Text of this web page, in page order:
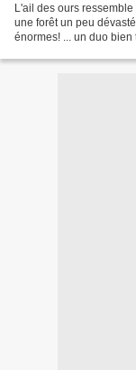
L'ail des ours
une forêt un peu
énormes! ... un duo